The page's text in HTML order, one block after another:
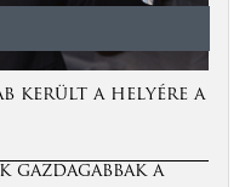
került a helyére a
gazdagabbak a